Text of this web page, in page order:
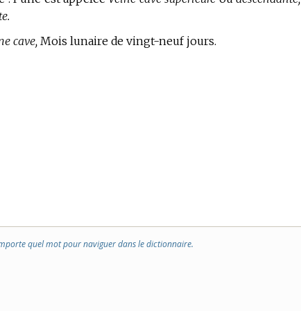
cave, Mois lunaire de vingt-neuf jours.
quel mot pour naviguer dans le dictionnaire.